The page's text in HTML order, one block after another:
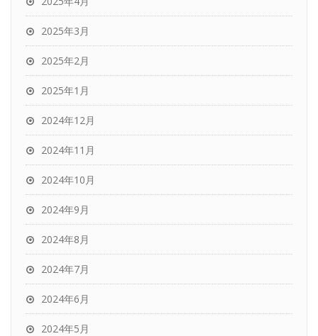
2025年3月
2025年2月
2025年1月
2024年12月
2024年11月
2024年10月
2024年9月
2024年8月
2024年7月
2024年6月
2024年5月